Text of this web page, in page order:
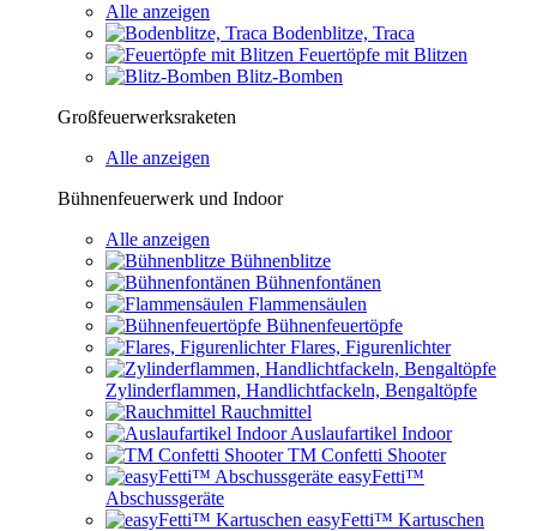
Alle anzeigen
Bodenblitze, Traca
Feuertöpfe mit Blitzen
Blitz-Bomben
Großfeuerwerksraketen
Alle anzeigen
Bühnenfeuerwerk und Indoor
Alle anzeigen
Bühnenblitze
Bühnenfontänen
Flammensäulen
Bühnenfeuertöpfe
Flares, Figurenlichter
Zylinderflammen, Handlichtfackeln, Bengaltöpfe
Rauchmittel
Auslaufartikel Indoor
TM Confetti Shooter
easyFetti™
Abschussgeräte
easyFetti™ Kartuschen